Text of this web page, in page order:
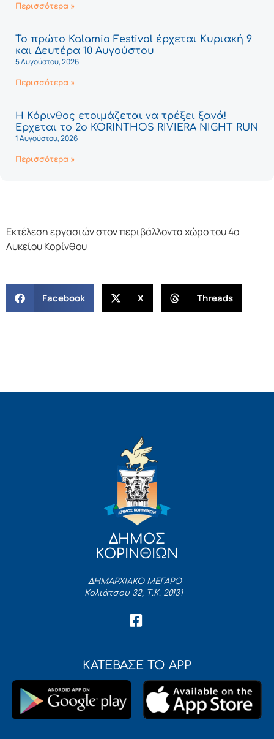
Περισσότερα »
Το πρώτο Kalamia Festival έρχεται Κυριακή 9
και Δευτέρα 10 Αυγούστου
5 Αυγούστου, 2026
Περισσότερα »
Η Κόρινθος ετοιμάζεται να τρέξει ξανά!
Έρχεται το 2ο KORINTHOS RIVIERA NIGHT RUN
1 Αυγούστου, 2026
Περισσότερα »
Εκτέλεση εργασιών στον περιβάλλοντα χώρο του 4ο
Λυκείου Κορίνθου
Facebook X Threads
ΔΗΜΟΣ
ΚΟΡΙΝΘΙΩΝ
ΔΗΜΑΡΧΙΑΚΟ ΜΕΓΑΡΟ
Κολιάτσου 32, Τ.Κ. 20131
ΚΑΤΕΒΑΣΕ ΤΟ APP